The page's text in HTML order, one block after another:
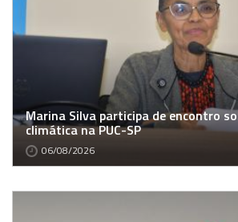
Marina Silva participa de encontro
climática na PUC-SP
06/08/2026